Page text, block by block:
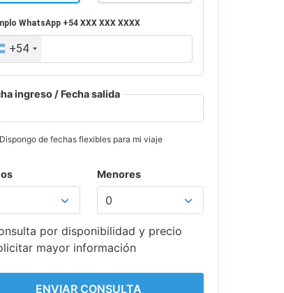
WhatsApp +54 XXX XXX XXXX
+54
ingreso / Fecha salida
Dispongo de fechas flexibles para mi viaje
Menores
por disponibilidad y precio
mayor información